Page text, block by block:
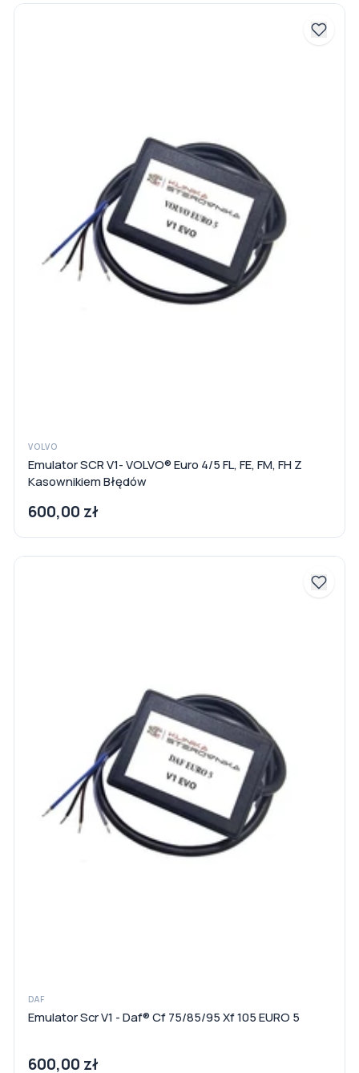
VOLVO
Emulator SCR V1- VOLVO® Euro 4/5 FL, FE, FM, FH Z
Kasownikiem Błędów
600,00 zł
DAF
Emulator Scr V1 - Daf® Cf 75/85/95 Xf 105 EURO 5
600,00 zł